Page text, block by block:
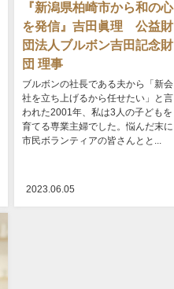
『新潟県柏崎市から和の心
を発信』吉田眞理 公益財
団法人ブルボン吉田記念財
団 理事
ブルボンの社長である夫から「新会
社を立ち上げるから任せたい」と言
われた2001年、私は3人の子どもを
育てる専業主婦でした。悩んだ末に
市民ボランティアの皆さんとと...
2023.06.05